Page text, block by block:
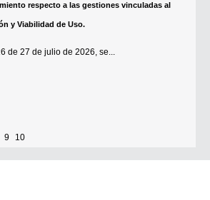
respecto a las gestiones vinculadas al
y Viabilidad de Uso.
de 27 de julio de 2026, se...
9 10